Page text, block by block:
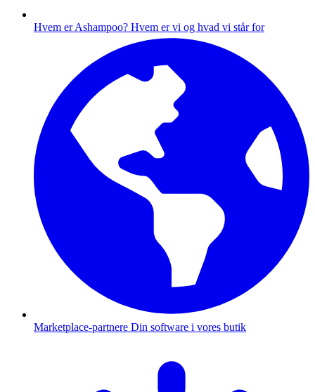
Hvem er Ashampoo? Hvem er vi og hvad vi står for
Marketplace-partnere Din software i vores butik